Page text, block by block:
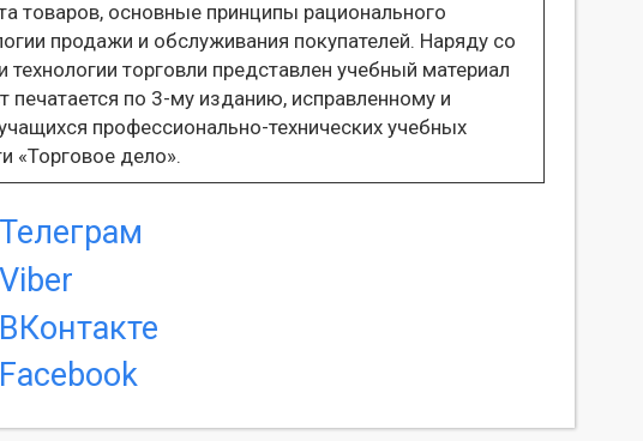
товаров, основные принципы рационального
продажи и обслуживания покупателей. Наряду со
торговли представлен учебный материал
печатается по 3-му изданию, исправленному и
профессионально-технических учебных
«Торговое дело».